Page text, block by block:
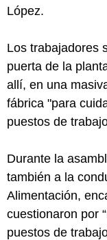
López.
Los trabajadores
puerta de la
allí, en una
fábrica "para
puestos de
Durante la
también a la
Alimentación,
cuestionaron por
puestos de